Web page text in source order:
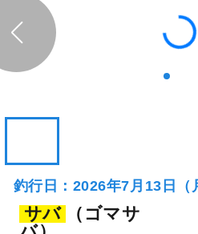
釣行日：2026年7月13日（
サバ
（ゴマサ